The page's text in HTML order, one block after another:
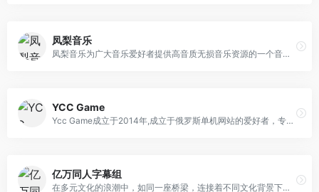
凤梨音乐
凤梨音乐为广大音乐爱好者提供高音质无损音乐资源的一个音乐分享平台。
YCC Game
Ycc Game成立于2014年,成立于俄罗斯单机网站的爱好者，专注单机游戏已经10年之久，是全球最大的PC电脑单机游戏交流中心,成为会员全站游戏免费下载，支持百度网盘|迅雷|IDM|任意第三方下载工具下载，矩阵式联合储存防止链接失效，全球单机游戏最快更新速度!
亿万同人字幕组
在多元文化的浪潮中，如同一座桥梁，连接着不同文化背景下的观众与LGBTQ群体的故事。平台专注于原创或搬运的同人小说和影视资源的分享交流，致力于将LGBTQ影视资源的多样性呈现给每一位观众。